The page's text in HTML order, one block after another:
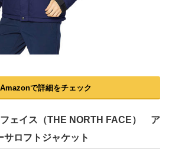
Amazonで詳細をチェック
ェイス（THE NORTH FACE） ア
サロフトジャケット